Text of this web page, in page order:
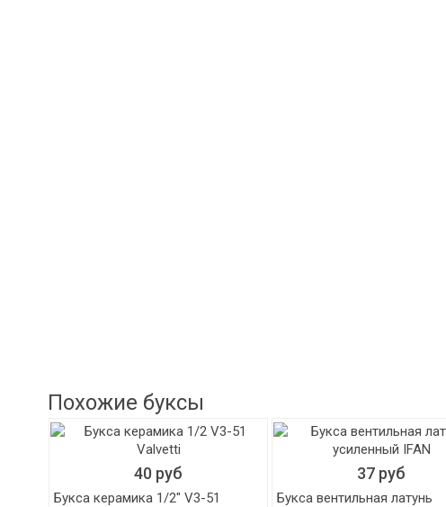
Похожие буксы
40 руб
Букса керамика 1/2" V3-51
37 руб
Букса вентильная латунь